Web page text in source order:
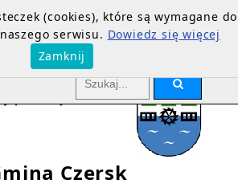
Czersk
(cookies), które są wymagane do
serwisu. Dowiedz się więcej
Zamknij